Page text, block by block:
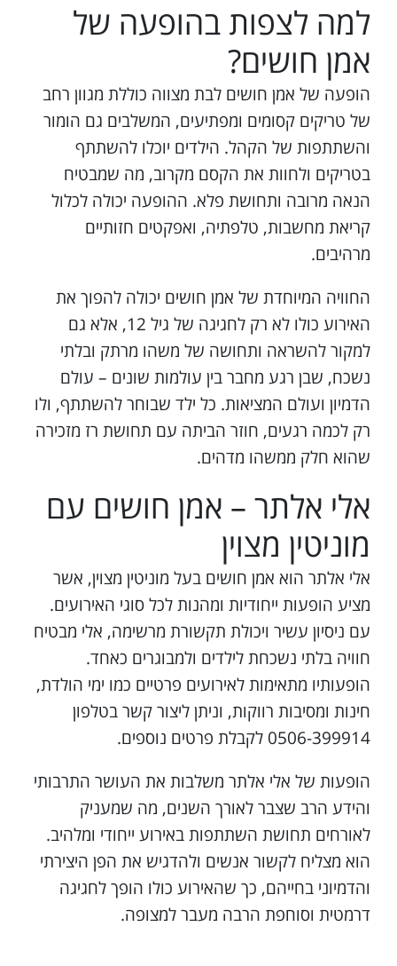
למה לצפות בהופעה של
אמן חושים?
הופעה של אמן חושים לבת מצווה כוללת מגוון רחב
של טריקים קסומים ומפתיעים, המשלבים גם הומור
והשתתפות של הקהל. הילדים יוכלו להשתתף
בטריקים ולחוות את הקסם מקרוב, מה שמבטיח
הנאה מרובה ותחושת פלא. ההופעה יכולה לכלול
קריאת מחשבות, טלפתיה, ואפקטים חזותיים
מרהיבים.
החוויה המיוחדת של אמן חושים יכולה להפוך את
האירוע כולו לא רק לחגיגה של גיל 12, אלא גם
למקור להשראה ותחושה של משהו מרתק ובלתי
נשכח, שבן רגע מחבר בין עולמות שונים – עולם
הדמיון ועולם המציאות. כל ילד שבוחר להשתתף, ולו
רק לכמה רגעים, חוזר הביתה עם תחושת רז מזכירה
שהוא חלק ממשהו מדהים.
אלי אלתר – אמן חושים עם
מוניטין מצוין
אלי אלתר הוא אמן חושים בעל מוניטין מצוין, אשר
מציע הופעות ייחודיות ומהנות לכל סוגי האירועים.
עם ניסיון עשיר ויכולת תקשורת מרשימה, אלי מבטיח
חוויה בלתי נשכחת לילדים ולמבוגרים כאחד.
הופעותיו מתאימות לאירועים פרטיים כמו ימי הולדת,
חינות ומסיבות רווקות, וניתן ליצור קשר בטלפון
0506-399914 לקבלת פרטים נוספים.
הופעות של אלי אלתר משלבות את העושר התרבותי
והידע הרב שצבר לאורך השנים, מה שמעניק
לאורחים תחושת השתתפות באירוע ייחודי ומלהיב.
הוא מצליח לקשור אנשים ולהדגיש את הפן היצירתי
והדמיוני בחייהם, כך שהאירוע כולו הופך לחגיגה
דרמטית וסוחפת הרבה מעבר למצופה.